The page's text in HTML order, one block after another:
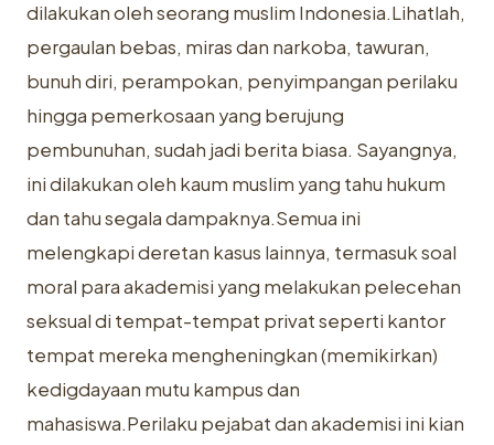
dilakukan oleh seorang muslim Indonesia.Lihatlah,
pergaulan bebas, miras dan narkoba, tawuran,
bunuh diri, perampokan, penyimpangan perilaku
hingga pemerkosaan yang berujung
pembunuhan, sudah jadi berita biasa. Sayangnya,
ini dilakukan oleh kaum muslim yang tahu hukum
dan tahu segala dampaknya.Semua ini
melengkapi deretan kasus lainnya, termasuk soal
moral para akademisi yang melakukan pelecehan
seksual di tempat-tempat privat seperti kantor
tempat mereka mengheningkan (memikirkan)
kedigdayaan mutu kampus dan
mahasiswa.Perilaku pejabat dan akademisi ini kian